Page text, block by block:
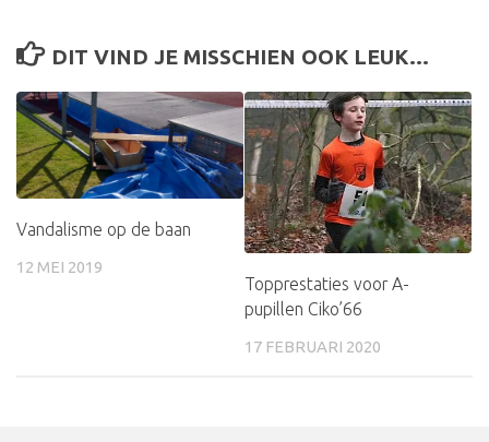
DIT VIND JE MISSCHIEN OOK LEUK...
Vandalisme op de baan
12 MEI 2019
Topprestaties voor A-
pupillen Ciko’66
17 FEBRUARI 2020